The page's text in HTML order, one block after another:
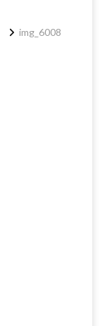
img_6008